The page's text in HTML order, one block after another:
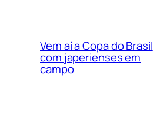
Vem aí a Copa do Brasil
com japerienses em
campo